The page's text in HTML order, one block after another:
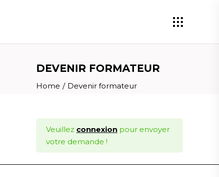
DEVENIR FORMATEUR
Home / Devenir formateur
Veuillez connexion pour envoyer
votre demande !